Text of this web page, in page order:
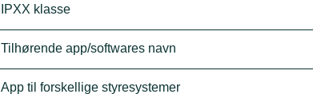
IPXX klasse
Tilhørende app/softwares navn
App til forskellige styresystemer